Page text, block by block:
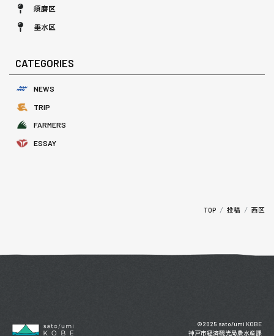
須磨区
垂水区
CATEGORIES
NEWS
TRIP
FARMERS
ESSAY
TOP 投稿 西区
©2025 sato/umi KOBE
神戸市経済観光局農水産課